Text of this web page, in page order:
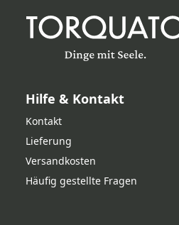
Hilfe & Kontakt
Kontakt
Lieferung
Versandkosten
Häufig gestellte Fragen